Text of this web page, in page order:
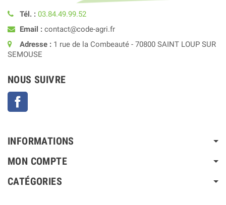
Tél. : 03.84.49.99.52
Email : contact@code-agri.fr
Adresse : 1 rue de la Combeauté - 70800 SAINT LOUP SUR
SEMOUSE
NOUS SUIVRE
INFORMATIONS
MON COMPTE
CATÉGORIES